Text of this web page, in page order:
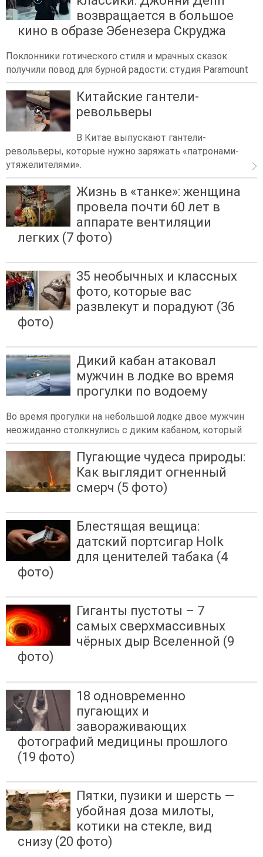
возвращается в большое
кино в образе Эбенезера Скруджа
Поклонники готического стиля и мрачных сказок
получили повод для бурной радости: студия Paramount
Китайские гантели-
револьверы
В Китае выпускают гантели-
револьверы, которые нужно заряжать «патронами-
утяжелителями».
Жизнь в «танке»: женщина
провела почти 60 лет в
аппарате вентиляции
легких (7 фото)
35 необычных и классных
фото, которые вас
развлекут и порадуют (36
фото)
Дикий кабан атаковал
мужчин в лодке во время
прогулки по водоему
Во время прогулки на небольшой лодке двое мужчин
неожиданно столкнулись с диким кабаном, который
Пугающие чудеса природы:
Как выглядит огненный
смерч (5 фото)
Блестящая вещица:
датский портсигар Holk
для ценителей табака (4
фото)
Гиганты пустоты – 7
самых сверхмассивных
чёрных дыр Вселенной (9
фото)
18 одновременно
пугающих и
завораживающих
фотографий медицины прошлого
(19 фото)
Пятки, пузики и шерсть —
убойная доза милоты,
котики на стекле, вид
снизу (20 фото)